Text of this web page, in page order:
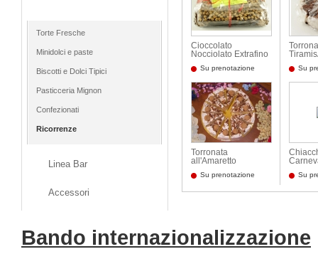
Torte Fresche
Minidolci e paste
Biscotti e Dolci Tipici
Pasticceria Mignon
Confezionati
Ricorrenze
Linea Bar
Accessori
Cioccolato
Nocciolato Extrafino
Su prenotazione Su
Torronata
all'Amaretto
Su prenotazione Su
Bando internazionalizzazione